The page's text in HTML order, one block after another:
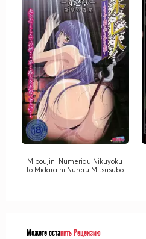
Miboujin: Numeriau Nikuyoku
to Midara ni Nureru Mitsusubo
Можете оставить Рецензию